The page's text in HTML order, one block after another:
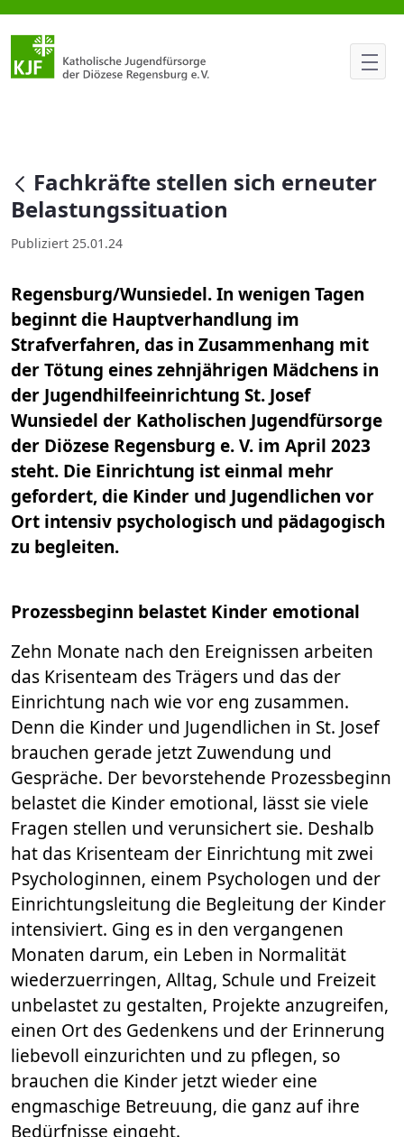
Fachkräfte stellen sich
null
Fachkräfte stellen sich erneuter
Belastungssituation
Publiziert 25.01.24
Regensburg/Wunsiedel. In wenigen Tagen
beginnt die Hauptverhandlung im
Strafverfahren, das in Zusammenhang mit
der Tötung eines zehnjährigen Mädchens in
der Jugendhilfeeinrichtung St. Josef
Wunsiedel der Katholischen Jugendfürsorge
der Diözese Regensburg e. V. im April 2023
steht. Die Einrichtung ist einmal mehr
gefordert, die Kinder und Jugendlichen vor
Ort intensiv psychologisch und pädagogisch
zu begleiten.
Prozessbeginn belastet Kinder emotional
Zehn Monate nach den Ereignissen arbeiten
das Krisenteam des Trägers und das der
Einrichtung nach wie vor eng zusammen.
Denn die Kinder und Jugendlichen in St. Josef
brauchen gerade jetzt Zuwendung und
Gespräche. Der bevorstehende Prozessbeginn
belastet die Kinder emotional, lässt sie viele
Fragen stellen und verunsichert sie. Deshalb
hat das Krisenteam der Einrichtung mit zwei
Psychologinnen, einem Psychologen und der
Einrichtungsleitung die Begleitung der Kinder
intensiviert. Ging es in den vergangenen
Monaten darum, ein Leben in Normalität
wiederzuerringen, Alltag, Schule und Freizeit
unbelastet zu gestalten, Projekte anzugreifen,
einen Ort des Gedenkens und der Erinnerung
liebevoll einzurichten und zu pflegen, so
brauchen die Kinder jetzt wieder eine
engmaschige Betreuung, die ganz auf ihre
Bedürfnisse eingeht.